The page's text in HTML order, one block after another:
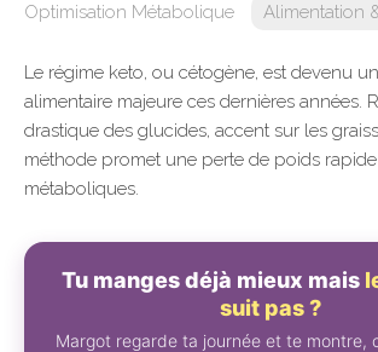
Optimisation Métabolique
Alimentation
Le régime keto, ou cétogène, est devenu
alimentaire majeure ces dernières années.
drastique des glucides, accent sur les
méthode promet une perte de poids
métaboliques.
Tu manges déjà mieux mais
suit pas ?
Margot regarde ta journée et te montre,